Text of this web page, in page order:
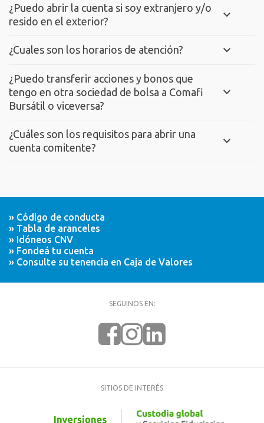
¿Puedo abrir la cuenta si soy extranjero y/o
resido en el exterior?
¿Cuales son los horarios de atención?
¿Puedo transferir acciones y bonos que
tengo en otra sociedad de bolsa a Comafi
Bursátil o viceversa?
¿Cuáles son los requisitos para abrir una
cuenta comitente?
» Código de conducta
» Tabla de aranceles
» Idóneos CNV
» Fondeá tu cuenta
» Consulte su tenencia en Caja de Valores
SEGUINOS EN:
SITIOS DE INTERÉS